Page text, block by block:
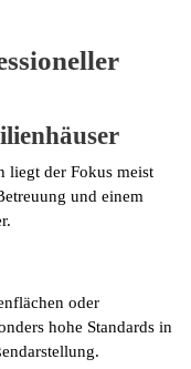
liegt der Fokus meist
und einem
oder
hohe Standards in